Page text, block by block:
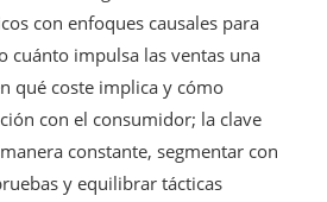
con enfoques causales para
cuánto impulsa las ventas una
qué coste implica y cómo
con el consumidor; la clave
constante, segmentar con
y equilibrar tácticas